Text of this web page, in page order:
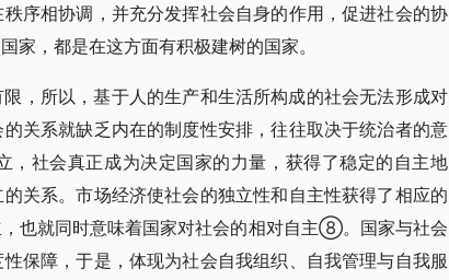
序相协调，并充分发挥社会自身的作用，促进社会的协
家，都是在这方面有积极建树的国家。
，所以，基于人的生产和生活所构成的社会无法形成对
关系就缺乏内在的制度性安排，往往取决于统治者的意
，社会真正成为决定国家的力量，获得了稳定的自主地
关系。市场经济使社会的独立性和自主性获得了相应的
也就同时意味着国家对社会的相对自主⑧。国家与社会
保障，于是，体现为社会自我组织、自我管理与自我服